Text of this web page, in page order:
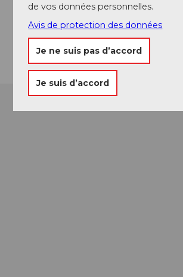
Facebook
Instagram
Arrivée
de vos données personnelles.
Avis de protection des données
Je ne suis pas d’accord
Je suis d’accord